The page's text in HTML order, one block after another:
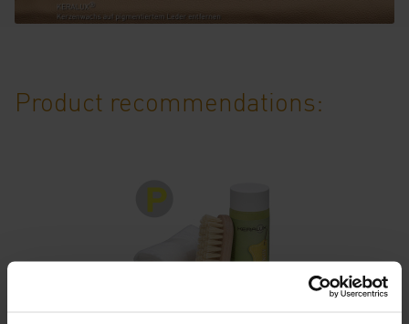
Product recommendations: